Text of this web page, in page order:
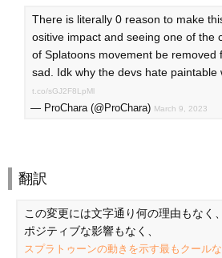
There is literally 0 reason to make
ositive impact and seeing one of the
of Splatoons movement be removed
sad. Idk why the devs hate paintable
t.co/sGJ2F8LpMl
— ProChara (@ProChara) March 9, 2023
翻訳
この変更には文字通り何の理由もなく、
ポジティブな影響もなく、
スプラトゥーンの動きを示す最もクール